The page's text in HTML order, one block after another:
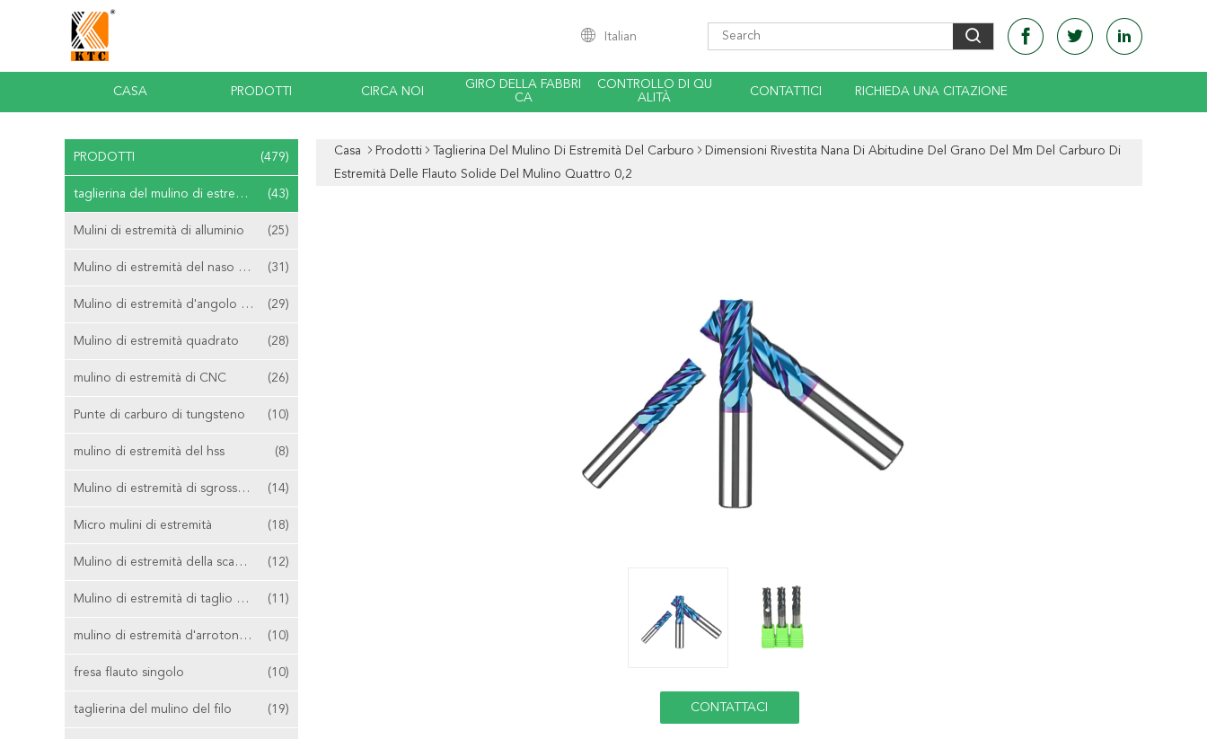
Italian
CASA PRODOTTI CIRCA NOI
GIRO DELLA FABBRI
CA
CONTROLLO DI QU
ALITÀ
CONTATTICI RICHIEDA UNA CITAZIONE
PRODOTTI (479)
taglierina del mulino di estremità del carburo (43)
Mulini di estremità di alluminio (25)
Mulino di estremità del naso della palla (31)
Mulino di estremità d'angolo del raggio (29)
Mulino di estremità quadrato (28)
mulino di estremità di CNC (26)
Punte di carburo di tungsteno (10)
mulino di estremità del hss (8)
Mulino di estremità di sgrossatura (14)
Micro mulini di estremità (18)
Mulino di estremità della scanalatura di T (12)
Mulino di estremità di taglio concentrare (11)
mulino di estremità d'arrotondamento d'angolo (10)
fresa flauto singolo (10)
taglierina del mulino del filo (19)
Casa Prodotti Taglierina Del Mulino Di Estremità Del Carburo
Dimensioni Rivestita Nana Di Abitudine Del Grano Del Μm Del Carburo Di
Estremità Delle Flauto Solide Del Mulino Quattro 0,2
CONTATTACI